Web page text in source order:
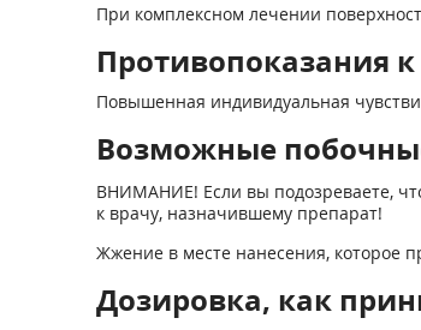
При комплексном лечении
Противопоказания
Повышенная индивидуальная
Возможные
ВНИМАНИЕ! Если вы подозреваете,
к врачу, назначившему препарат!
Жжение в месте нанесения, которое
Дозировка, как